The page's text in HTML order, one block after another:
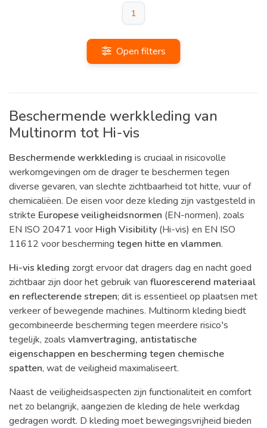
1
Open filters
Beschermende werkkleding van
Multinorm tot Hi-vis
Beschermende werkkleding is cruciaal in risicovolle
werkomgevingen om de drager te beschermen tegen
diverse gevaren, van slechte zichtbaarheid tot hitte, vuur of
chemicaliëen. De eisen voor deze kleding zijn vastgesteld in
strikte Europese veiligheidsnormen (EN-normen), zoals
EN ISO 20471 voor High Visibility (Hi-vis) en EN ISO
11612 voor bescherming tegen hitte en vlammen.
Hi-vis kleding zorgt ervoor dat dragers dag en nacht goed
zichtbaar zijn door het gebruik van fluorescerend materiaal
en reflecterende strepen; dit is essentieel op plaatsen met
verkeer of bewegende machines. Multinorm kleding biedt
gecombineerde bescherming tegen meerdere risico′s
tegelijk, zoals vlamvertraging, antistatische
eigenschappen en bescherming tegen chemische
spatten, wat de veiligheid maximaliseert.
Naast de veiligheidsaspecten zijn functionaliteit en comfort
net zo belangrijk, aangezien de kleding de hele werkdag
gedragen wordt. D kleding moet bewegingsvrijheid bieden